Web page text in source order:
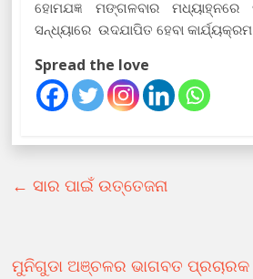
ହୋମଯଜ୍ଞ ମଙ୍ଗଳବାର ମଧ୍ୟାହ୍ନରେ
ସନ୍ଧ୍ୟାରେ ଉଦଯାପିତ ହେବା
Spread the love
← ସାର ପାଇଁ ଉତ୍ତେଜନା
ମୁନିଗୁଡା ଅଞ୍ଚଳର ଭାଗବତ ପ୍ରଚାରକ